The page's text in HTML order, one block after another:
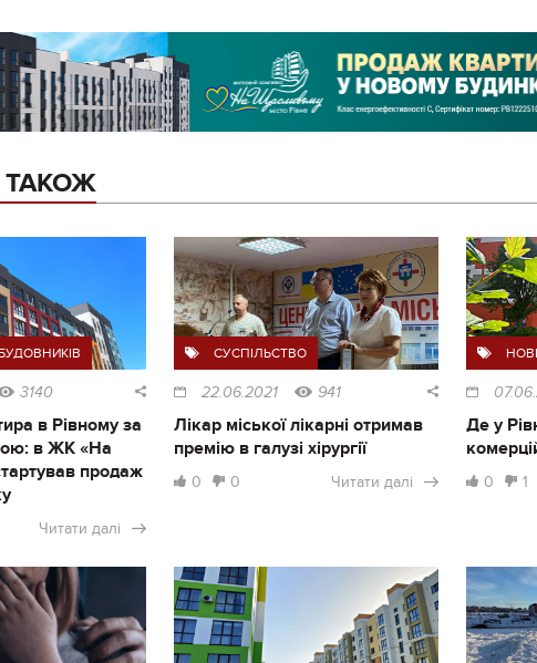
ТАКОЖ
3140
в Рівному за
в ЖК «На
продаж
Читати далі
СУСПІЛЬСТВО
22.06.2021 941
Лікар міської лікарні отримав
премію в галузі хірургії
0 0 Читати далі
Де у
0 1